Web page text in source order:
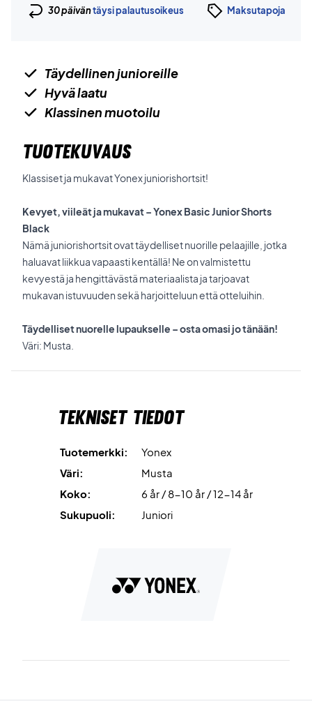
30 päiväntäysi palautusoikeus Maksutapoja
Täydellinen junioreille
Hyvä laatu
Klassinen muotoilu
TUOTEKUVAUS
Klassiset ja mukavat Yonex juniorishortsit!
Kevyet, viileät ja mukavat – Yonex Basic Junior Shorts
Black
Nämä juniorishortsit ovat täydelliset nuorille pelaajille, jotka
haluavat liikkua vapaasti kentällä! Ne on valmistettu
kevyestä ja hengittävästä materiaalista ja tarjoavat
mukavan istuvuuden sekä harjoitteluun että otteluihin.
Täydelliset nuorelle lupaukselle – osta omasi jo tänään!
Väri: Musta.
Tekniset tiedot
Tuotemerkki:
Yonex
Väri:
Musta
Koko:
6 år / 8-10 år / 12-14 år
Sukupuoli:
Juniori